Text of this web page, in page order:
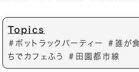
Topics
＃ポットラックパーティー ＃誰
ちでカフェふう ＃田園都市線